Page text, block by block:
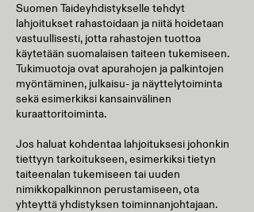
Suomen Taideyhdistykselle tehdyt
lahjoitukset rahastoidaan ja niitä hoidetaan
vastuullisesti, jotta rahastojen tuottoa
käytetään suomalaisen taiteen tukemiseen.
Tukimuotoja ovat apurahojen ja palkintojen
myöntäminen, julkaisu- ja näyttelytoiminta
sekä esimerkiksi kansainvälinen
kuraattoritoiminta.
Jos haluat kohdentaa lahjoituksesi johonkin
tiettyyn tarkoitukseen, esimerkiksi tietyn
taiteenalan tukemiseen tai uuden
nimikkopalkinnon perustamiseen, ota
yhteyttä yhdistyksen toiminnanjohtajaan.